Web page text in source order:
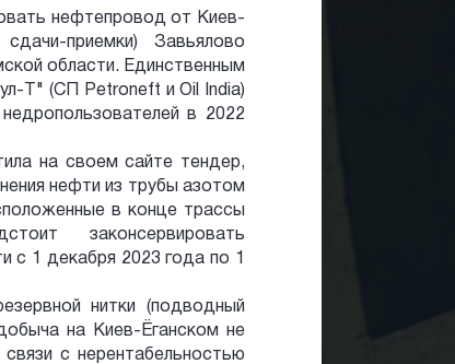
нефтепровод от Киев-
приемки) Завьялово
области. Единственным
Т" (СП Petroneft и Oil India)
в 2022
на своем сайте тендер,
нефти из трубы азотом
в конце трассы
законсервировать
с 1 декабря 2023 года по 1
нитки (подводный
на Киев-Ёганском не
с нерентабельностью